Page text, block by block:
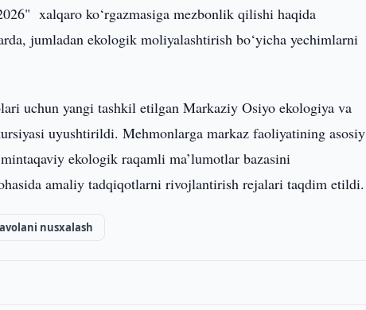
xalqaro ko‘rgazmasiga mezbonlik qilishi haqida
jumladan ekologik moliyalashtirish bo‘yicha yechimlarni
uchun yangi tashkil etilgan Markaziy Osiyo ekologiya va
uyushtirildi. Mehmonlarga markaz faoliyatining asosiy
ekologik raqamli ma’lumotlar bazasini
amaliy tadqiqotlarni rivojlantirish rejalari taqdim etildi.
nusxalash